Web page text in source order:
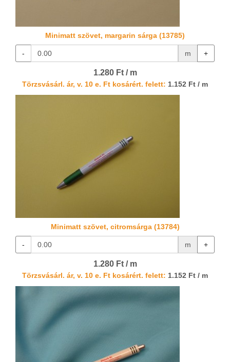
Minimatt szövet, margarin sárga (13785)
- m +
1.280 Ft / m
Törzsvásárl. ár, v. 10 e. Ft kosárért. felett: 1.152 Ft / m
Minimatt szövet, citromsárga (13784)
- m +
1.280 Ft / m
Törzsvásárl. ár, v. 10 e. Ft kosárért. felett: 1.152 Ft / m